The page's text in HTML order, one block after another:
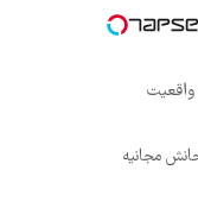
واقعیت
امتحانش مجانیه